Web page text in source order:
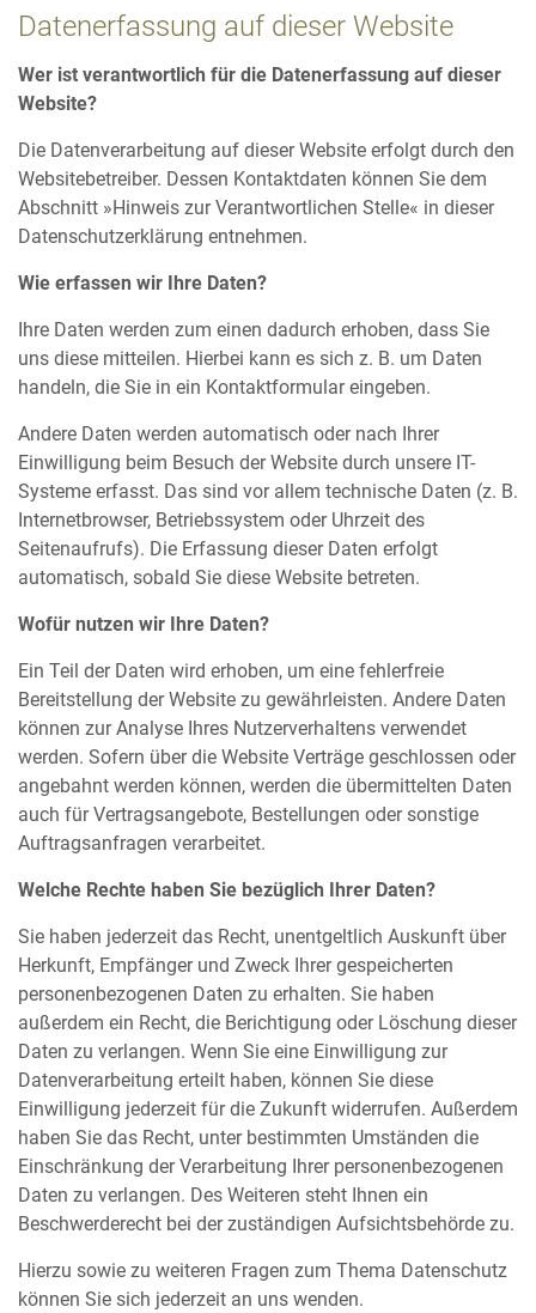
Datenerfassung auf dieser Website
Wer ist verantwortlich für die Datenerfassung auf dieser
Website?
Die Datenverarbeitung auf dieser Website erfolgt durch den
Websitebetreiber. Dessen Kontaktdaten können Sie dem
Abschnitt »Hinweis zur Verantwortlichen Stelle« in dieser
Datenschutzerklärung entnehmen.
Wie erfassen wir Ihre Daten?
Ihre Daten werden zum einen dadurch erhoben, dass Sie
uns diese mitteilen. Hierbei kann es sich z. B. um Daten
handeln, die Sie in ein Kontaktformular eingeben.
Andere Daten werden automatisch oder nach Ihrer
Einwilligung beim Besuch der Website durch unsere IT-
Systeme erfasst. Das sind vor allem technische Daten (z. B.
Internetbrowser, Betriebssystem oder Uhrzeit des
Seitenaufrufs). Die Erfassung dieser Daten erfolgt
automatisch, sobald Sie diese Website betreten.
Wofür nutzen wir Ihre Daten?
Ein Teil der Daten wird erhoben, um eine fehlerfreie
Bereitstellung der Website zu gewährleisten. Andere Daten
können zur Analyse Ihres Nutzerverhaltens verwendet
werden. Sofern über die Website Verträge geschlossen oder
angebahnt werden können, werden die übermittelten Daten
auch für Vertragsangebote, Bestellungen oder sonstige
Auftragsanfragen verarbeitet.
Welche Rechte haben Sie bezüglich Ihrer Daten?
Sie haben jederzeit das Recht, unentgeltlich Auskunft über
Herkunft, Empfänger und Zweck Ihrer gespeicherten
personenbezogenen Daten zu erhalten. Sie haben
außerdem ein Recht, die Berichtigung oder Löschung dieser
Daten zu verlangen. Wenn Sie eine Einwilligung zur
Datenverarbeitung erteilt haben, können Sie diese
Einwilligung jederzeit für die Zukunft widerrufen. Außerdem
haben Sie das Recht, unter bestimmten Umständen die
Einschränkung der Verarbeitung Ihrer personenbezogenen
Daten zu verlangen. Des Weiteren steht Ihnen ein
Beschwerderecht bei der zuständigen Aufsichtsbehörde zu.
Hierzu sowie zu weiteren Fragen zum Thema Datenschutz
können Sie sich jederzeit an uns wenden.